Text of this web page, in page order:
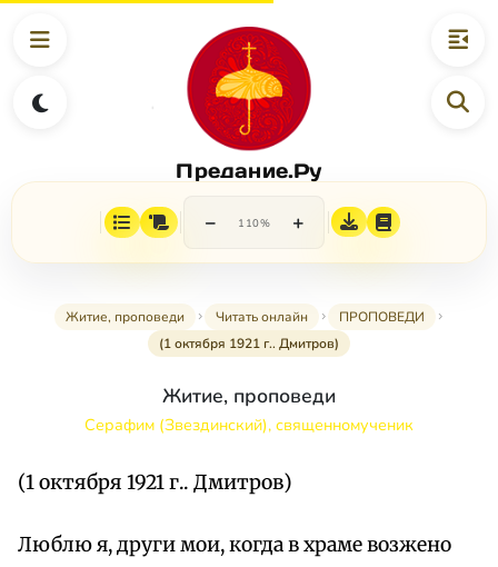
Предание.Ру
− 110% +
Житие, проповеди Читать онлайн
ПРОПОВЕДИ
(1 октября 1921 г.. Дмитров)
Житие, проповеди
Серафим (Звездинский), священномученик
(1 октября 1921 г.. Дмитров)
Люблю я, други мои, когда в храме возжено